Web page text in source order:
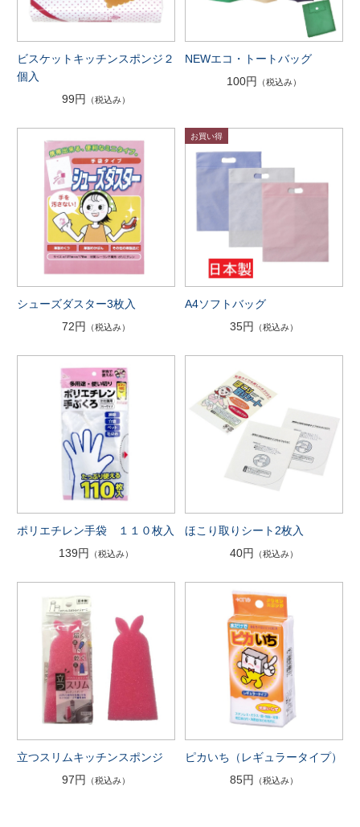
ビスケットキッチンスポンジ２
個入
99円
（税込み）
NEWエコ・トートバッグ
100円
（税込み）
シューズダスター3枚入
72円
（税込み）
A4ソフトバッグ
35円
（税込み）
ポリエチレン手袋 １１０枚入
139円
（税込み）
ほこり取りシート2枚入
40円
（税込み）
立つスリムキッチンスポンジ
97円
（税込み）
ピカいち（レギュラータイプ）
85円
（税込み）